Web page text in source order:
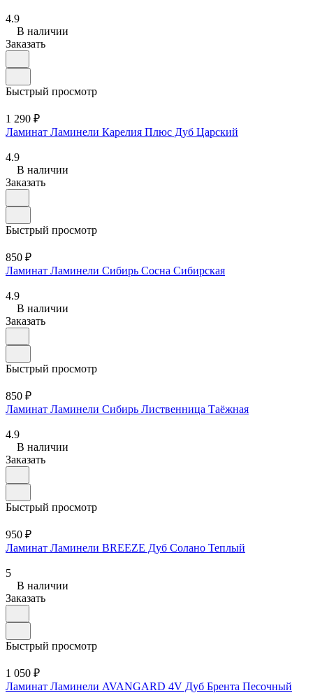
4.9
В наличии
Заказать
Быстрый просмотр
1 290 ₽
Ламинат Ламинели Карелия Плюс Дуб Царский
4.9
В наличии
Заказать
Быстрый просмотр
850 ₽
Ламинат Ламинели Сибирь Сосна Сибирская
4.9
В наличии
Заказать
Быстрый просмотр
850 ₽
Ламинат Ламинели Сибирь Лиственница Таёжная
4.9
В наличии
Заказать
Быстрый просмотр
950 ₽
Ламинат Ламинели BREEZE Дуб Солано Теплый
5
В наличии
Заказать
Быстрый просмотр
1 050 ₽
Ламинат Ламинели AVANGARD 4V Дуб Брента Песочный